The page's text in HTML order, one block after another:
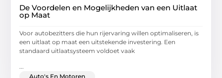
De Voordelen en Mogelijkheden van een Uitlaat
op Maat
Voor autobezitters die hun rijervaring willen optimaliseren, is
een uitlaat op maat een uitstekende investering. Een
standaard uitlaatsysteem voldoet vaak
...
Auto's En Motoren